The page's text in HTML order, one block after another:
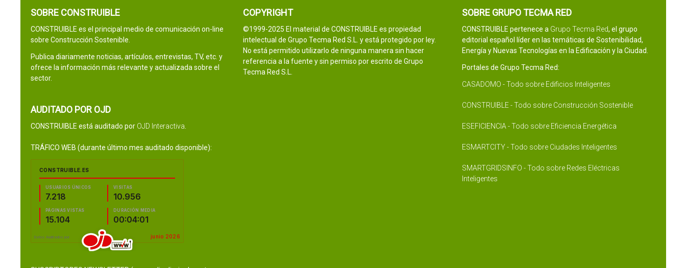
SOBRE CONSTRUIBLE
CONSTRUIBLE es el principal medio de comunicación on-line
sobre Construcción Sostenible.
Publica diariamente noticias, artículos, entrevistas, TV, etc. y
ofrece la información más relevante y actualizada sobre el
sector.
AUDITADO POR OJD
CONSTRUIBLE está auditado por OJD Interactiva
TRÁFICO WEB (durante último mes auditado disponible):
COPYRIGHT
©1999-2025 El material de CONSTRUIBLE es propiedad
intelectual de Grupo Tecma Red S.L. y está protegido por ley.
No está permitido utilizarlo de ninguna manera sin hacer
referencia a la fuente y sin permiso por escrito de Grupo
Tecma Red S.L.
SOBRE GRUPO TECMA RED
CONSTRUIBLE pertenece a Grupo Tecma Red, el grupo
editorial español líder en las temáticas de Sostenibilidad,
Energía y Nuevas Tecnologías en la Edificación y la Ciudad.
Portales de Grupo Tecma Red:
CASADOMO - Todo sobre Edificios Inteligentes
CONSTRUIBLE - Todo sobre Construcción Sostenible
ESEFICIENCIA - Todo sobre Eficiencia Energética
ESMARTCITY - Todo sobre Ciudades Inteligentes
SMARTGRIDSINFO - Todo sobre Redes Eléctricas
Inteligentes